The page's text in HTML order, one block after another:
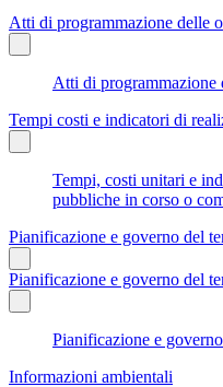
Atti di programmazione delle
Atti di programmazione
Tempi costi e indicatori di
Tempi, costi unitari e
pubbliche in corso o
Pianificazione e governo del
Pianificazione e governo del
Pianificazione e
Informazioni ambientali